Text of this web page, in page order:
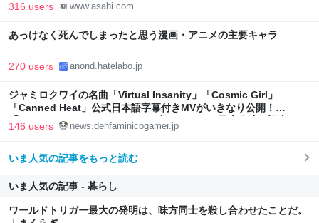
316 users www.asahi.com
あっけなく死んでしまったと思う漫画・アニメの主要キャラ
270 users anond.hatelabo.jp
ジャミロクワイの名曲「Virtual Insanity」「Cosmic Girl」
「Canned Heat」公式日本語字幕付きMVがいきなり公開！
「SUMMER SONIC 2026」での9年ぶりとなる日本公演を記念して
146 users news.denfaminicogamer.jp
いま人気の記事をもっと読む
いま人気の記事 - 暮らし
ワールドトリガー最大の発明は、味方同士を殺し合わせたことだ。